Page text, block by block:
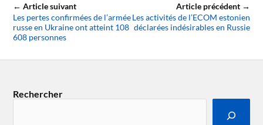
← Article suivant
Les pertes confirmées de l’armée
russe en Ukraine ont atteint 108
608 personnes
Article précédent →
Les activités de l’ECOM estonien
déclarées indésirables en Russie
Rechercher